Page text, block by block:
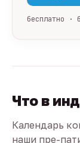
бесплатно ·
Что в
Календарь
наши пре-